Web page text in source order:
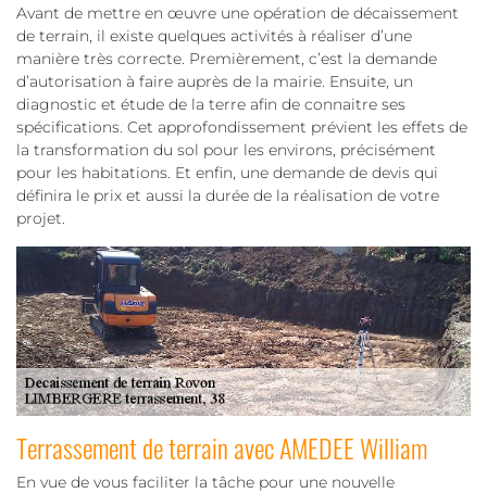
Avant de mettre en œuvre une opération de décaissement
de terrain, il existe quelques activités à réaliser d’une
manière très correcte. Premièrement, c’est la demande
d’autorisation à faire auprès de la mairie. Ensuite, un
diagnostic et étude de la terre afin de connaitre ses
spécifications. Cet approfondissement prévient les effets de
la transformation du sol pour les environs, précisément
pour les habitations. Et enfin, une demande de devis qui
définira le prix et aussi la durée de la réalisation de votre
projet.
Terrassement de terrain avec AMEDEE William
En vue de vous faciliter la tâche pour une nouvelle